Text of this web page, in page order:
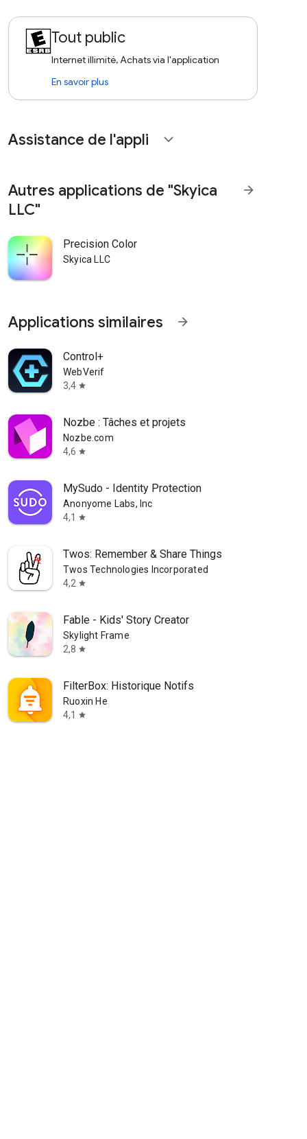
Tout public
Internet illimité, Achats via l'application
En savoir plus
Assistance de l'appli expand_more
Autres applications de "Skyica
LLC"
arrow_forward
Precision Color
Skyica LLC
Applications similaires arrow_forward
Control+
WebVerif
3,4 star
Nozbe : Tâches et projets
Nozbe.com
4,6 star
MySudo - Identity Protection
Anonyome Labs, Inc
4,1
star
Twos: Remember & Share Things
Twos Technologies Incorporated
4,2 star
Fable - Kids' Story Creator
Skylight Frame
2,8 star
FilterBox: Historique Notifs
Ruoxin He
4,1
star